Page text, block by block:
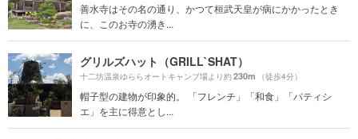
善水寺はその名の通り、かつて桓武天皇が病にかかったとき
に、このお寺の湧き...
グリルズハット（GRILL`SHAT）
十二坊温泉ゆららオートキャンプ場より約230m （徒歩4分）
帽子型の建物が印象的。 「フレンチ」「和食」「パティシ
エ」を主に得意とし...